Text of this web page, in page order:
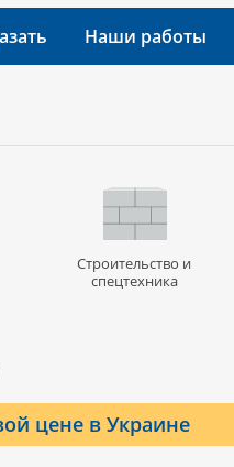
Наши работы
Строительство и
спецтехника
цене в Украине